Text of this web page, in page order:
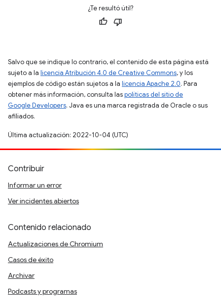
¿Te resultó útil?
Salvo que se indique lo contrario, el contenido de esta página está
sujeto a la licencia Atribución 4.0 de Creative Commons, y los
ejemplos de código están sujetos a la licencia Apache 2.0. Para
obtener más información, consulta laspolíticas del sitio de
Google Developers. Java es una marca registrada de Oracle o sus
afiliados.
Última actualización: 2022-10-04 (UTC)
Contribuir
Informar un error
Ver incidentes abiertos
Contenido relacionado
Actualizaciones de Chromium
Casos de éxito
Archivar
Podcasts y programas